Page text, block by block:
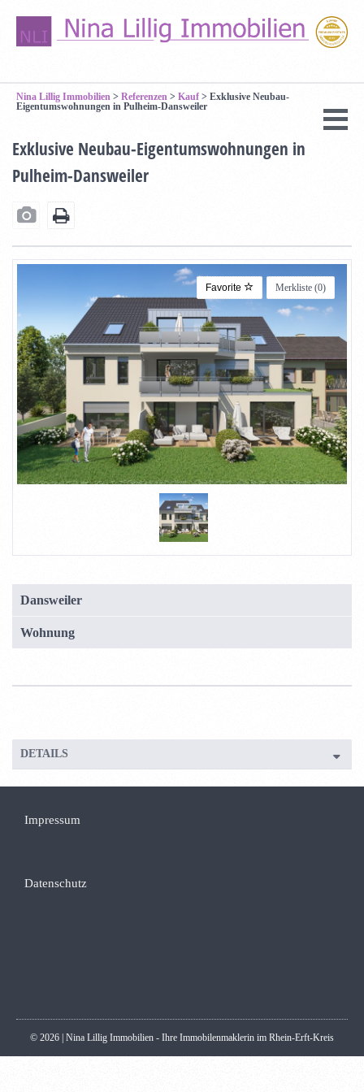
Nina Lillig Immobilien > Referenzen > Kauf > Exklusive Neubau-
Eigentumswohnungen in Pulheim-Dansweiler
Exklusive Neubau-Eigentumswohnungen in
Pulheim-Dansweiler
Merkliste (0)
Favorite
Dansweiler
Wohnung
DETAILS
Impressum
Datenschutz
© 2026 | Nina Lillig Immobilien - Ihre Immobilenmaklerin im Rhein-Erft-Kreis